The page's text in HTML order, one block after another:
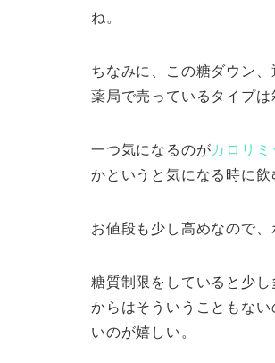
ね。
ちなみに、この糖ダウン
薬局で売っているタイプ
一つ気になるのがカロリミ
かというと気になる時に
お値段も少し高めなので
糖質制限をしていると少
からはそういうこともな
いのが嬉しい。